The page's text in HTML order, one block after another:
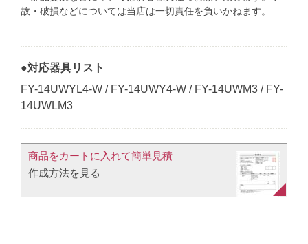
故・破損などについては当店は一切責任を負いかねます。
●対応器具リスト
FY-14UWYL4-W / FY-14UWY4-W / FY-14UWM3 / FY-
14UWLM3
商品をカートに入れて簡単見積​
作成方法を見る​​